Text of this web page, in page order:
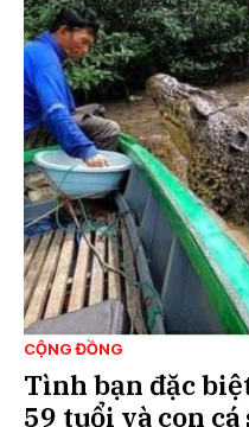
CỘNG ĐỒNG
Tình bạn đặc
59 tuổi và con